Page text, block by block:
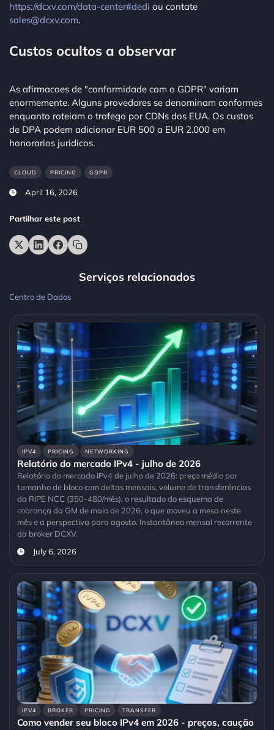
https://dcxv.com/data-center#dedi ou contate
sales@dcxv.com.
Custos ocultos a observar
As afirmacoes de "conformidade com o GDPR" variam
enormemente. Alguns provedores se denominam conformes
enquanto roteiam o trafego por CDNs dos EUA. Os custos
de DPA podem adicionar EUR 500 a EUR 2.000 em
honorarios juridicos.
CLOUD PRICING GDPR
April 16, 2026
Partilhar este post
Serviços relacionados
Centro de Dados
IPV4 PRICING NETWORKING
Relatório do mercado IPv4 - julho de 2026
Relatório do mercado IPv4 de julho de 2026: preço médio por
tamanho de bloco com deltas mensais, volume de transferências
da RIPE NCC (350-480/mês), o resultado do esquema de
cobrança da GM de maio de 2026, o que moveu a mesa neste
mês e a perspectiva para agosto. Instantâneo mensal recorrente
da broker DCXV.
July 6, 2026
IPV4 BROKER PRICING TRANSFER
Como vender seu bloco IPv4 em 2026 - preços, caução